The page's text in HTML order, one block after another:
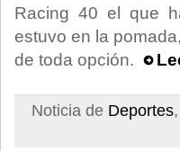
Racing 40 el que
estuvo en la
de toda opción.
Noticia de Deportes,